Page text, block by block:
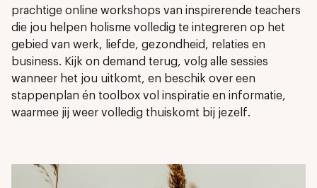
prachtige online workshops van inspirerende teachers
die jou helpen holisme volledig te integreren op het
gebied van werk, liefde, gezondheid, relaties en
business. Kijk on demand terug, volg alle sessies
wanneer het jou uitkomt, en beschik over een
stappenplan én toolbox vol inspiratie en informatie,
waarmee jij weer volledig thuiskomt bij jezelf.